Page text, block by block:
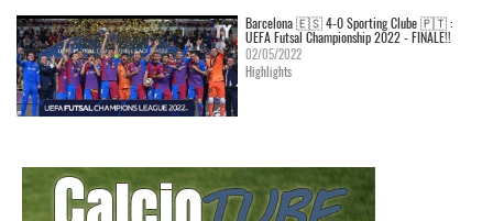
Barcelona 🇪🇸 4-0 Sporting Clube 🇵🇹 :
UEFA Futsal Championship 2022 - FINALE!!
02/05/2022
Highlights